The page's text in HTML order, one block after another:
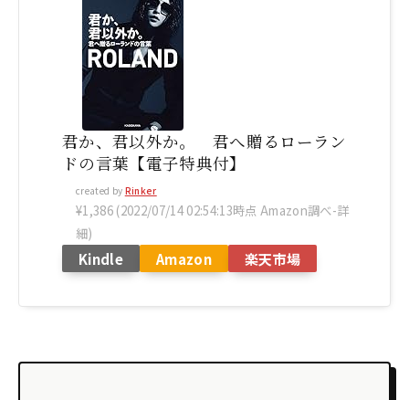
君か、君以外か。 君へ贈るローラン
ドの言葉【電子特典付】
created by Rinker
¥1,386 (2022/07/14 02:54:13時点 Amazon調べ-詳
細)
Kindle Amazon 楽天市場